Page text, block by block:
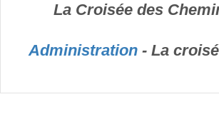
La Croisée des
Administration- La